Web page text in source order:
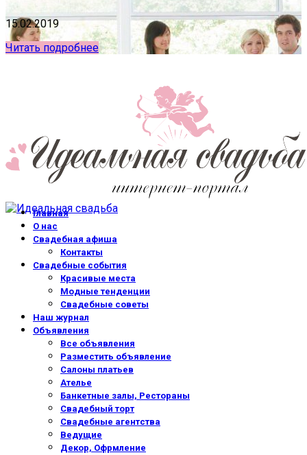
15.02.2019
Читать подробнее
Главная
О нас
Свадебная афиша
Контакты
Свадебные события
Красивые места
Модные тенденции
Свадебные советы
Наш журнал
Объявления
Все объявления
Разместить объявление
Салоны платьев
Ателье
Банкетные залы, Рестораны
Свадебный торт
Свадебные агентства
Ведущие
Декор, Офрмление